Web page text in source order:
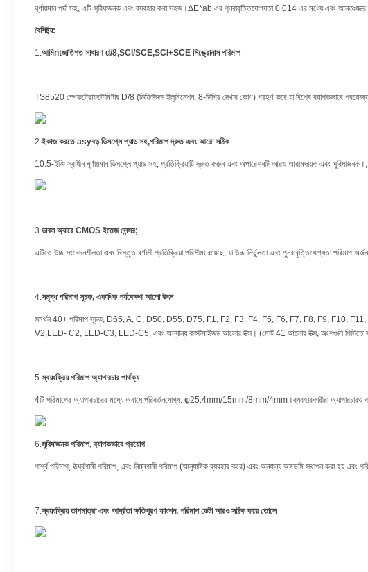
ঘূর্ণায়মান পর্দা সহ, এটি সুবিধাজনক এবং ব্যবহার করা সহজ।ΔE*ab এর পুনরাবৃত্তিযোগ্যতা 0.014 এর মধ্যে এবং
বৈশিষ্ট্য:
1.আমিntজাতিগত সাধারণ d/8,SCI/SCE,SCI+SCE সিঙ্ক্রোনাস পরিমাপ
TS8520 স্পেকট্রোফটোমিটার D/8 (ডিফিউজড ইলুমিনেশন, 8-ডিগ্রি দেখার কোণ) গ্রহণ করে যা বিশ্বে ব্যাপকভাবে
2.ইকাজ করতে asyবড় ডিসপ্লে প্যাড সহ,পরিমাপ দ্রুত এবং আরো সঠিক
10.5-ইঞ্চি স্বাধীন ঘূর্ণায়মান ডিসপ্লে প্যাড সহ, প্রতিক্রিয়াটি দ্রুত করুন এবং অপারেশনটি আরও আরামদায়ক এবং সুবিধাজনক।,
3.ডাবল অ্যারে CMOS ইমেজ সেন্সর;
এটিতে উচ্চ সংবেদনশীলতা এবং বিস্তৃত বর্ণালী প্রতিক্রিয়া পরিসীমা রয়েছে, যা উচ্চ-নির্ভুলতা এবং পুনরাবৃত্তিযোগ্যতা পরিমাপ
4.সমৃদ্ধ পরিমাপ সূচক, একাধিক পর্যবেক্ষণ আলো উৎস
সমর্থন 40+ পরিমাপ সূচক, D65, A, C, D50, D55, D75, F1, F2, F3, F4, F5, F6, F7, F8, F9,
V2,LED- C2, LED-C3, LED-C5, এবং অন্যান্য কাস্টমাইজড আলোর উত্স। (মোট 41 আলোর উত্স, অংশগুলি পিসিতে
5.স্বয়ংক্রিয় পরিমাপ অ্যাপারচার পার্থক্য
4টি পরিমাপের অ্যাপারচারের মধ্যে অবাধে পরিবর্তনযোগ্য: φ25.4mm/15mm/8mm/4mm।ব্যবহারকারীরা অ্যাপারচারও
6.সুবিধাজনক পরিমাপ, ব্যাপকভাবে প্রয়োগ
পার্শ্ব পরিমাপ, ঊর্ধ্বগামী পরিমাপ, এবং নিম্নগামী পরিমাপ (আনুষাঙ্গিক ব্যবহার করে) এবং অন্যান্য অঙ্গভঙ্গি স্থাপন করা হয়
7.স্বয়ংক্রিয় তাপমাত্রা এবং আর্দ্রতা ক্ষতিপূরণ ফাংশন, পরিমাপ ডেটা আরও সঠিক করে তোলে